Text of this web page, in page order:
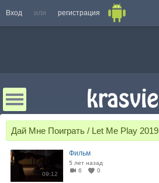
Вход или регистрация
Дай Мне Поиграть / Let Me Play 2019
09:12
Фильм
5 лет назад
6
0